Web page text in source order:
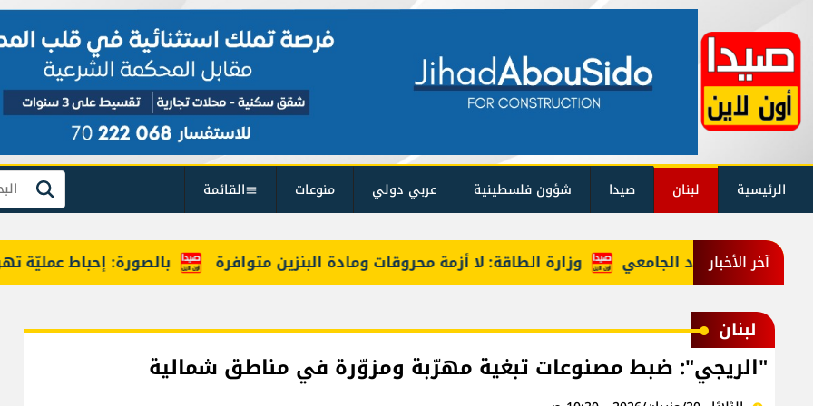
الرئيسية لبنان صيدا شؤون فلسطينية عربي دولي منوعات القائمة بحث
آخر الأخبار بالصورة: إحباط عمليّة وزارة الطاقة: لا أزمة محروقات ومادة البنزين متوافرة
لبنان
"الريجي": ضبط مصنوعات تبغية مهرّبة ومزوّرة في مناطق شمالية